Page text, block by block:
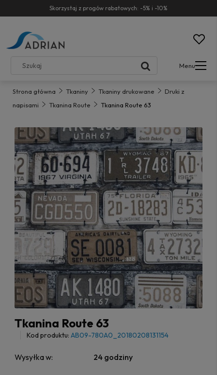
Skorzystaj z progów rabatowych: -5% i -10%
Menu
Strona główna Tkaniny Tkaniny drukowane
Druki z
napisami
Tkanina Route Tkanina Route 63
Tkanina Route 63
Kod produktu: AB09-780A0_20180208131154
Wysyłka w: 24 godziny